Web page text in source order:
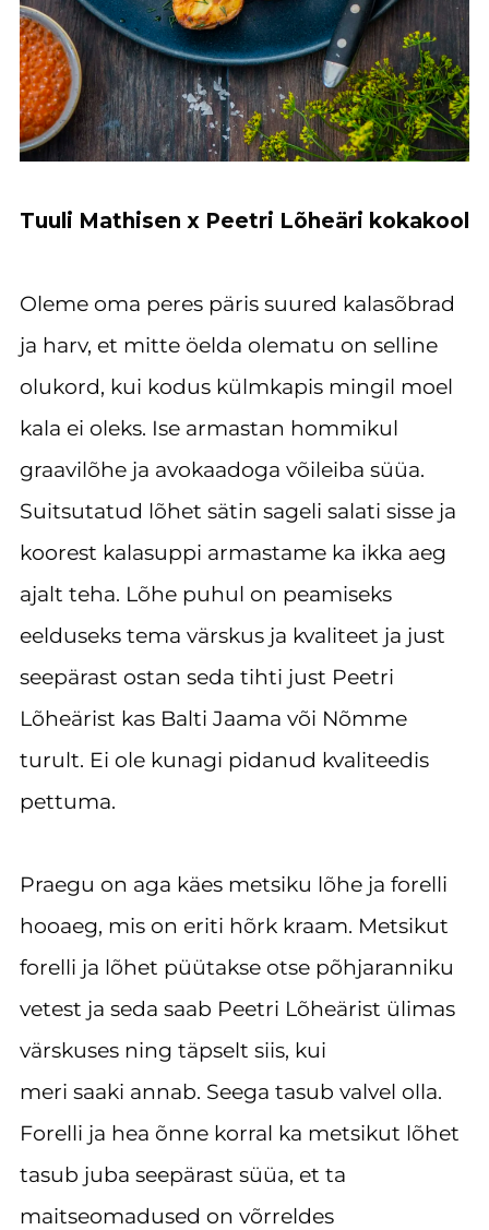
Tuuli Mathisen x Peetri Lõheäri kokakool
Oleme oma peres päris suured kalasõbrad
ja harv, et mitte öelda olematu on selline
olukord, kui kodus külmkapis mingil moel
kala ei oleks. Ise armastan hommikul
graavilõhe ja avokaadoga võileiba süüa.
Suitsutatud lõhet sätin sageli salati sisse ja
koorest kalasuppi armastame ka ikka aeg
ajalt teha. Lõhe puhul on peamiseks
eelduseks tema värskus ja kvaliteet ja just
seepärast ostan seda tihti just Peetri
Lõheärist kas Balti Jaama või Nõmme
turult. Ei ole kunagi pidanud kvaliteedis
pettuma.
Praegu on aga käes metsiku lõhe ja forelli
hooaeg, mis on eriti hõrk kraam. Metsikut
forelli ja lõhet püütakse otse põhjaranniku
vetest ja seda saab Peetri Lõheärist ülimas
värskuses ning täpselt siis, kui
meri saaki annab. Seega tasub valvel olla.
Forelli ja hea õnne korral ka metsikut lõhet
tasub juba seepärast süüa, et ta
maitseomadused on võrreldes